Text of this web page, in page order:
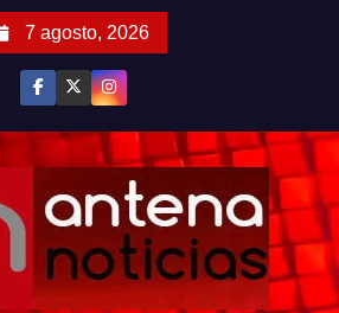
7 agosto, 2026